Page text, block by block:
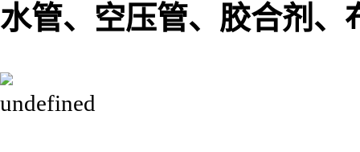
水管、空压管、胶合剂